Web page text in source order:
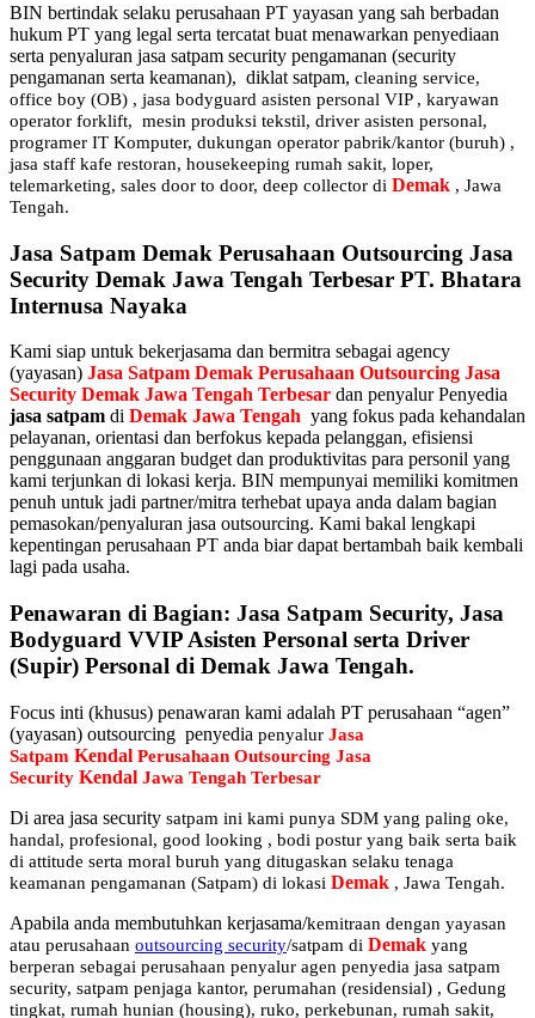
BIN bertindak selaku perusahaan PT yayasan yang sah berbadan
hukum PT yang legal serta tercatat buat menawarkan penyediaan
serta penyaluran jasa satpam security pengamanan (security
pengamanan serta keamanan), diklat satpam, cleaning service,
office boy (OB) , jasa bodyguard asisten personal VIP , karyawan
operator forklift, mesin produksi tekstil, driver asisten personal,
programer IT Komputer, dukungan operator pabrik/kantor (buruh) ,
jasa staff kafe restoran, housekeeping rumah sakit, loper,
telemarketing, sales door to door, deep collector di Demak , Jawa
Tengah.
Jasa Satpam Demak Perusahaan Outsourcing Jasa
Security Demak Jawa Tengah Terbesar PT. Bhatara
Internusa Nayaka
Kami siap untuk bekerjasama dan bermitra sebagai agency
(yayasan) Jasa Satpam Demak Perusahaan Outsourcing Jasa
Security Demak Jawa Tengah Terbesar dan penyalur Penyedia
jasa satpam di Demak Jawa Tengah yang fokus pada kehandalan
pelayanan, orientasi dan berfokus kepada pelanggan, efisiensi
penggunaan anggaran budget dan produktivitas para personil yang
kami terjunkan di lokasi kerja. BIN mempunyai memiliki komitmen
penuh untuk jadi partner/mitra terhebat upaya anda dalam bagian
pemasokan/penyaluran jasa outsourcing. Kami bakal lengkapi
kepentingan perusahaan PT anda biar dapat bertambah baik kembali
lagi pada usaha.
Penawaran di Bagian: Jasa Satpam Security, Jasa
Bodyguard VVIP Asisten Personal serta Driver
(Supir) Personal di Demak Jawa Tengah.
Focus inti (khusus) penawaran kami adalah PT perusahaan “agen”
(yayasan) outsourcing penyedia penyalur Jasa
Satpam Kendal Perusahaan Outsourcing Jasa
Security Kendal Jawa Tengah Terbesar
Di area jasa security satpam ini kami punya SDM yang paling oke,
handal, profesional, good looking , bodi postur yang baik serta baik
di attitude serta moral buruh yang ditugaskan selaku tenaga
keamanan pengamanan (Satpam) di lokasi Demak , Jawa Tengah.
Apabila anda membutuhkan kerjasama/kemitraan dengan yayasan
atau perusahaan outsourcing security/satpam di Demak yang
berperan sebagai perusahaan penyalur agen penyedia jasa satpam
security, satpam penjaga kantor, perumahan (residensial) , Gedung
tingkat, rumah hunian (housing), ruko, perkebunan, rumah sakit,